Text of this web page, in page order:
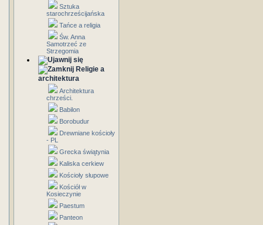
Sztuka
starochrześcijańska
Tańce a religia
Św. Anna
Samotrzeć ze
Strzegomia
Religie a
architektura
Architektura
chrześci.
Babilon
Borobudur
Drewniane kościoły
- PL
Grecka świątynia
Kaliska cerkiew
Kościoły słupowe
Kościół w
Kosieczynie
Paestum
Panteon